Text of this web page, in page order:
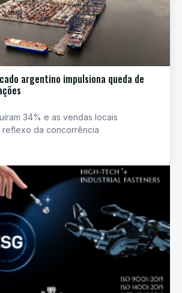
argentino impulsiona queda de
34% e as vendas locais
reflexo da concorrência